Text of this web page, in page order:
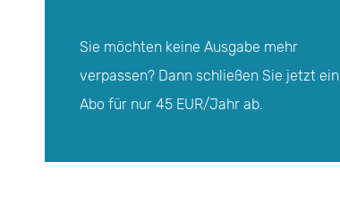
Sie möchten keine Ausgabe mehr
verpassen? Dann schließen Sie jetzt ein
Abo für nur 45 EUR/Jahr ab.